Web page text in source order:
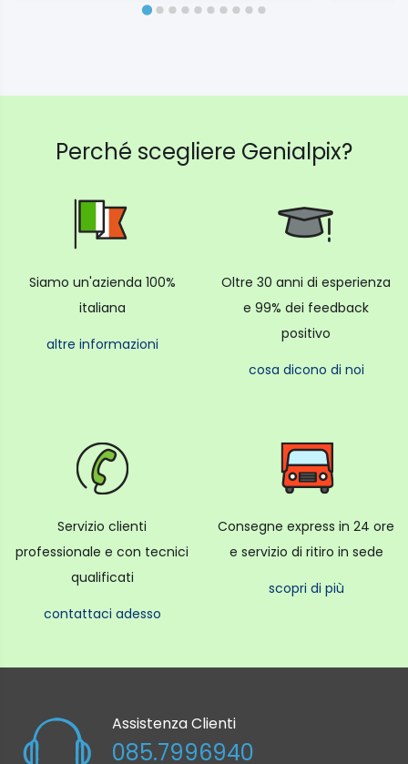
Perché scegliere Genialpix?
Siamo un'azienda 100%
italiana
altre informazioni
Oltre 30 anni di esperienza
e 99% dei feedback
positivo
cosa dicono di noi
Servizio clienti
professionale e con tecnici
qualificati
contattaci adesso
Consegne express in 24 ore
e servizio di ritiro in sede
scopri di più
Assistenza Clienti
085.7996940